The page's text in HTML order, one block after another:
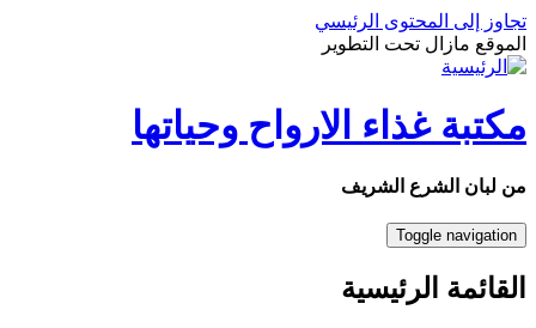
تجاوز إلى المحتوى الرئيسي
الموقع مازال تحت التطوير
مكتبة غذاء الارواح وحياتها
من لبان الشرع الشريف
Toggle navigation
القائمة الرئيسية